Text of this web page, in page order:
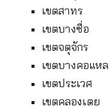
เขตสาทร
เขตบางซื่อ
เขตจตุจักร
เขตบางคอแห
เขตประเวศ
เขตคลองเตย